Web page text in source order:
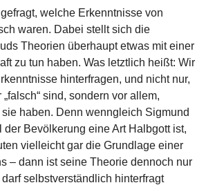
welche Erkenntnisse von
waren. Dabei stellt sich die
Theorien überhaupt etwas mit einer
zu tun haben. Was letztlich heißt: Wir
hinterfragen, und nicht nur,
„falsch“ sind, sondern vor allem,
haben. Denn wenngleich Sigmund
der Bevölkerung eine Art Halbgott ist,
vielleicht gar die Grundlage einer
– dann ist seine Theorie dennoch nur
selbstverständlich hinterfragt